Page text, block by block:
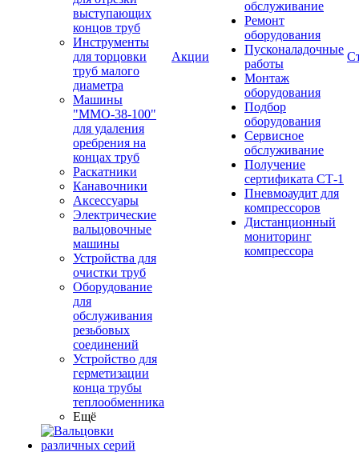
выступающих
концов труб
Инструменты
для торцовки
труб малого
диаметра
Машины
"ММО-38-100"
для удаления
оребрения на
концах труб
Раскатники
Канавочники
Аксессуары
Электрические
вальцовочные
машины
Устройства для
очистки труб
Оборудование
для
обслуживания
резьбовых
соединений
Устройство для
герметизации
конца трубы
теплообменника
Ещё
Акции
обслуживание
Ремонт
оборудования
Пусконаладочные
работы
Монтаж
оборудования
Подбор
оборудования
Сервисное
обслуживание
Получение
сертификата СТ-1
Пневмоаудит для
компрессоров
Дистанционный
мониторинг
компрессора